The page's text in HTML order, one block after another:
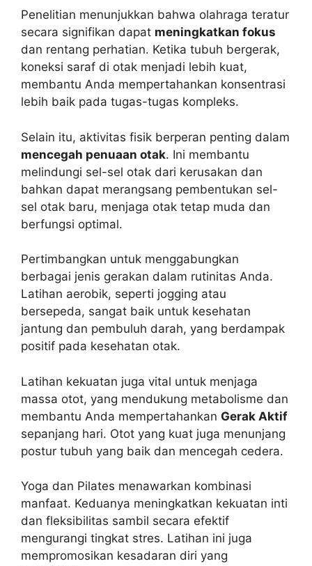
Penelitian menunjukkan bahwa olahraga teratur
secara signifikan dapat meningkatkan fokus
dan rentang perhatian. Ketika tubuh bergerak,
koneksi saraf di otak menjadi lebih kuat,
membantu Anda mempertahankan konsentrasi
lebih baik pada tugas-tugas kompleks.
Selain itu, aktivitas fisik berperan penting dalam
mencegah penuaan otak. Ini membantu
melindungi sel-sel otak dari kerusakan dan
bahkan dapat merangsang pembentukan sel-
sel otak baru, menjaga otak tetap muda dan
berfungsi optimal.
Pertimbangkan untuk menggabungkan
berbagai jenis gerakan dalam rutinitas Anda.
Latihan aerobik, seperti jogging atau
bersepeda, sangat baik untuk kesehatan
jantung dan pembuluh darah, yang berdampak
positif pada kesehatan otak.
Latihan kekuatan juga vital untuk menjaga
massa otot, yang mendukung metabolisme dan
membantu Anda mempertahankan Gerak Aktif
sepanjang hari. Otot yang kuat juga menunjang
postur tubuh yang baik dan mencegah cedera.
Yoga dan Pilates menawarkan kombinasi
manfaat. Keduanya meningkatkan kekuatan inti
dan fleksibilitas sambil secara efektif
mengurangi tingkat stres. Latihan ini juga
mempromosikan kesadaran diri yang